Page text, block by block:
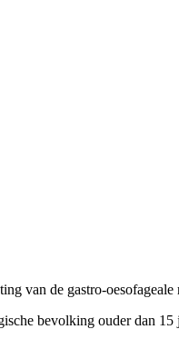
van de gastro-
bevolking ouder dan